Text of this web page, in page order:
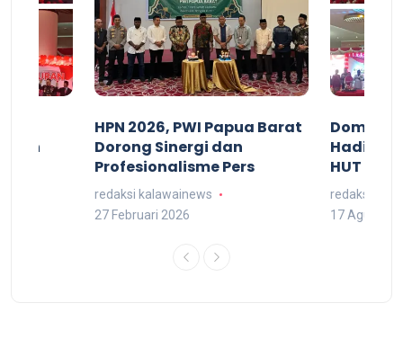
HPN 2026, PWI Papua Barat
Dorong Sinergi dan
Profesionalisme Pers
redaksi kalawainews
27 Februari 2026
Hadiri
HUT RI
redaksi
17 Agustus